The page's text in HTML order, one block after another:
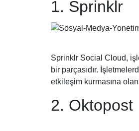
1. Sprinklr
Sprinklr Social Cloud,
bir parçasıdır.
etkileşim kurmasına
2. Oktopost